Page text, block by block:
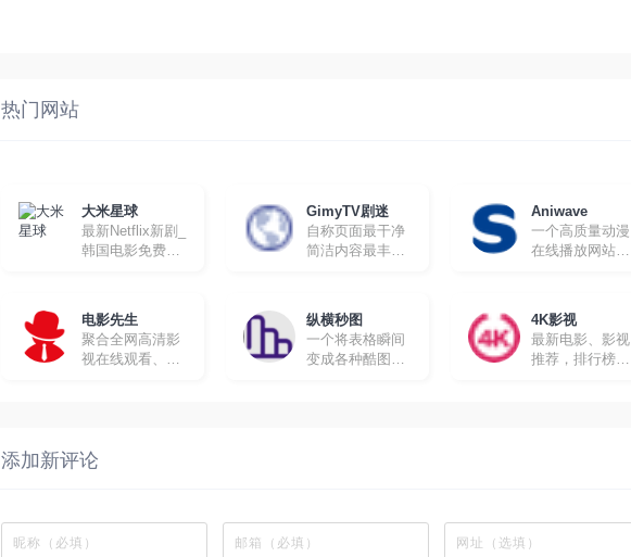
热门网站
大米星球
最新Netflix新剧_
韩国电影免费在
GimyTV剧迷
自称页面最干净
简洁内容最丰富
Aniwave
一个高质量动漫
在线播放网站，
想要学习英文的
朋友。
电影先生
聚合全网高清影
视在线观看、下
纵横秒图
一个将表格瞬间
变成各种酷图的
4K影视
最新电影、影视
推荐，排行榜、
添加新评论